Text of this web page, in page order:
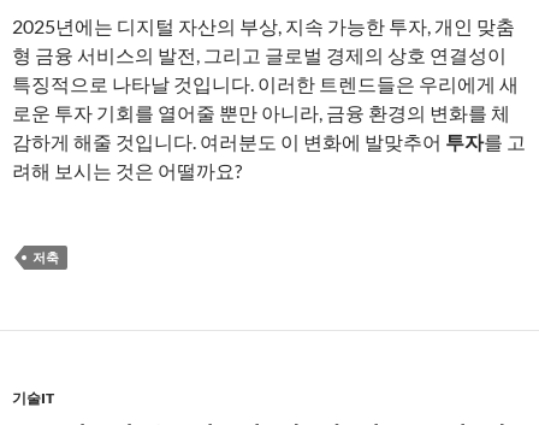
2025년에는 디지털 자산의 부상, 지속 가능한 투자, 개인 맞춤
형 금융 서비스의 발전, 그리고 글로벌 경제의 상호 연결성이
특징적으로 나타날 것입니다. 이러한 트렌드들은 우리에게 새
로운 투자 기회를 열어줄 뿐만 아니라, 금융 환경의 변화를 체
감하게 해줄 것입니다. 여러분도 이 변화에 발맞추어 투자를 고
려해 보시는 것은 어떨까요?
저축
기술IT